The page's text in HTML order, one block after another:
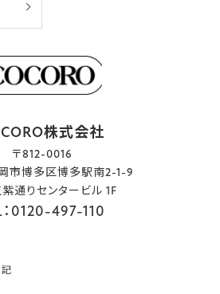
株式会社
〒812-0016
市博多区博多駅南2-1-9
通りセンタービル 1F
：0120-497-110